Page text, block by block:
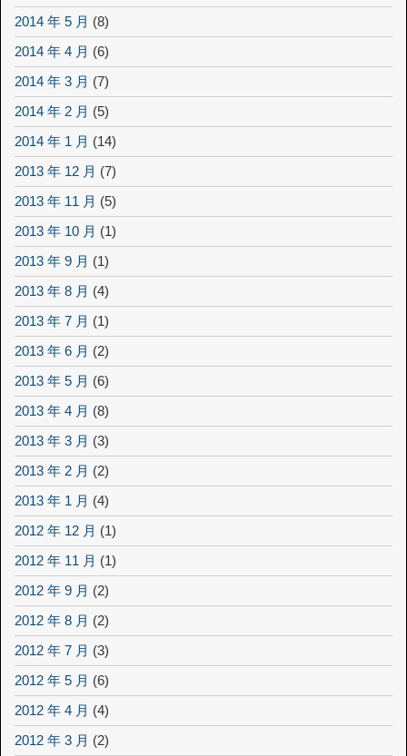
2014 年 5 月 (8)
2014 年 4 月 (6)
2014 年 3 月 (7)
2014 年 2 月 (5)
2014 年 1 月 (14)
2013 年 12 月 (7)
2013 年 11 月 (5)
2013 年 10 月 (1)
2013 年 9 月 (1)
2013 年 8 月 (4)
2013 年 7 月 (1)
2013 年 6 月 (2)
2013 年 5 月 (6)
2013 年 4 月 (8)
2013 年 3 月 (3)
2013 年 2 月 (2)
2013 年 1 月 (4)
2012 年 12 月 (1)
2012 年 11 月 (1)
2012 年 9 月 (2)
2012 年 8 月 (2)
2012 年 7 月 (3)
2012 年 5 月 (6)
2012 年 4 月 (4)
2012 年 3 月 (2)